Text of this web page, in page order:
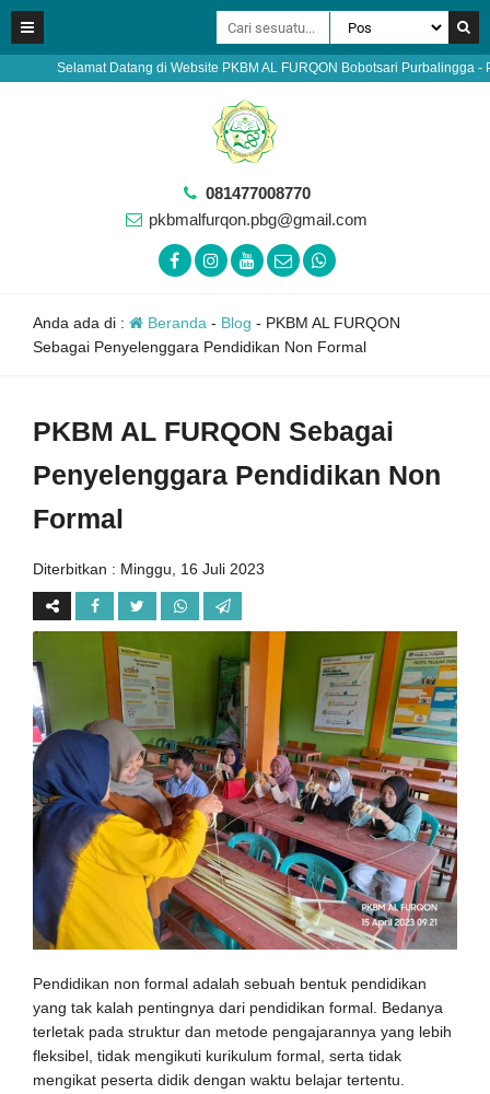
Selamat Datang di Website PKBM AL FURQON Bobotsari Purbalingga -
081477008770
pkbmalfurqon.pbg@gmail.com
Anda ada di : Beranda - Blog - PKBM AL FURQON
Sebagai Penyelenggara Pendidikan Non Formal
PKBM AL FURQON Sebagai
Penyelenggara Pendidikan Non
Formal
Diterbitkan : Minggu, 16 Juli 2023
Pendidikan non formal adalah sebuah bentuk pendidikan
yang tak kalah pentingnya dari pendidikan formal. Bedanya
terletak pada struktur dan metode pengajarannya yang lebih
fleksibel, tidak mengikuti kurikulum formal, serta tidak
mengikat peserta didik dengan waktu belajar tertentu.